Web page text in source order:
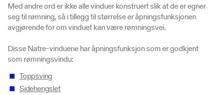
Med andre ord er ikke alle vinduer konstruert slik at de er egner
seg til rømning, så i tillegg til størrelse er åpningsfunksjonen
avgjørende for om vinduet kan være rømningsvei.
Disse Natre-vinduene har åpningsfunksjon som er godkjent
som rømningsvindu:
Toppsving
Sidehengslet